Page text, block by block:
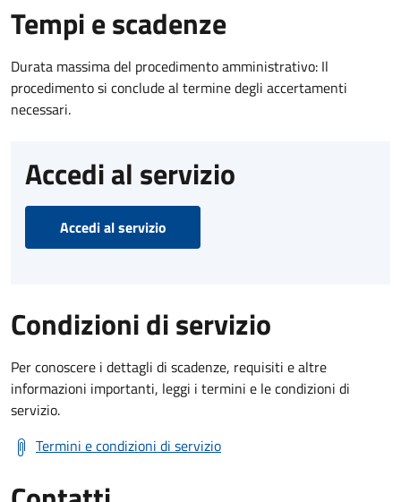
Tempi e scadenze
Durata massima del procedimento amministrativo: Il
procedimento si conclude al termine degli accertamenti
necessari.
Accedi al servizio
Accedi al servizio
Condizioni di servizio
Per conoscere i dettagli di scadenze, requisiti e altre
informazioni importanti, leggi i termini e le condizioni di
servizio.
Termini e condizioni di servizio